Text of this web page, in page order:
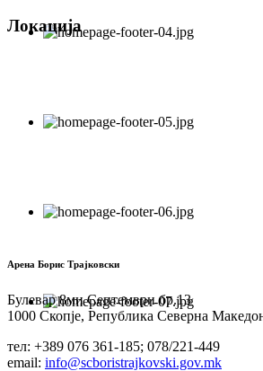
Локација
Арена Борис Трајковски
Булевар 8ми Септември бр.13
1000 Скопје, Република Северна
тел: +389 076 361-185; 078/221-449
email: info@scboristrajkovski.gov.mk